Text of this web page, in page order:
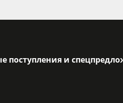
поступления и